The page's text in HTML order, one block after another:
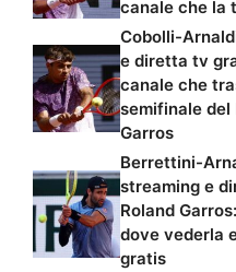
canale che la
Cobolli-
e diretta tv
canale che
semifinale del
Garros
Berrettini-
streaming e
Roland
dove vederla
gratis